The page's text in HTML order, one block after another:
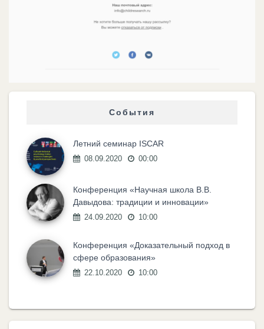
События
Летний семинар ISCAR
08.09.2020 00:00
Конференция «Научная школа В.В.
Давыдова: традиции и инновации»
24.09.2020 10:00
Конференция «Доказательный подход в
сфере образования»
22.10.2020 10:00